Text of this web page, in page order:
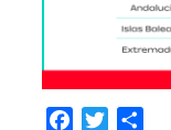
Facebook
Twitter